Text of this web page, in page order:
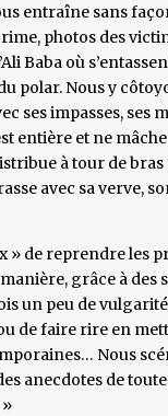
entraîne sans
photos des
Baba où
polar. Nous y
ses impasses, ses
entière et ne
à tour de bras
avec sa verve,
de reprendre les
grâce à
un peu de
de faire rire en
Nous
anecdotes de